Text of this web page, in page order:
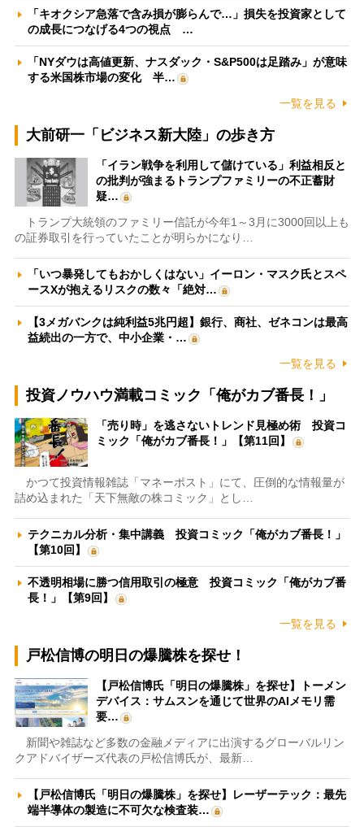
「キオクシア急落で含み損が膨らんで…」損失を投資家として
の成長につなげる4つの視点 …
「NYダウは高値更新、ナスダック・S&P500は足踏み」が意味
する米国株市場の変化 半…
一覧を見る
大前研一「ビジネス新大陸」の歩き方
「イラン戦争を利用して儲けている」利益相反と
の批判が強まるトランプファミリーの不正蓄財
疑…
トランプ大統領のファミリー信託が今年1～3月に3000回以上も
の証券取引を行っていたことが明らかになり…
「いつ暴発してもおかしくはない」イーロン・マスク氏とスペ
ースXが抱えるリスクの数々「絶対…
【3メガバンクは純利益5兆円超】銀行、商社、ゼネコンは最高
益続出の一方で、中小企業・…
一覧を見る
投資ノウハウ満載コミック「俺がカブ番長！」
「売り時」を逃さないトレンド見極め術 投資コ
ミック「俺がカブ番長！」【第11回】
かつて投資情報雑誌「マネーポスト」にて、圧倒的な情報量が
詰め込まれた「天下無敵の株コミック」とし…
テクニカル分析・集中講義 投資コミック「俺がカブ番長！」
【第10回】
不透明相場に勝つ信用取引の極意 投資コミック「俺がカブ番
長！」【第9回】
一覧を見る
戸松信博の明日の爆騰株を探せ！
【戸松信博氏「明日の爆騰株」を探せ】トーメン
デバイス：サムスンを通じて世界のAIメモリ需
要…
新聞や雑誌など多数の金融メディアに出演するグローバルリン
クアドバイザーズ代表の戸松信博氏が、最新…
【戸松信博氏「明日の爆騰株」を探せ】レーザーテック：最先
端半導体の製造に不可欠な検査装…